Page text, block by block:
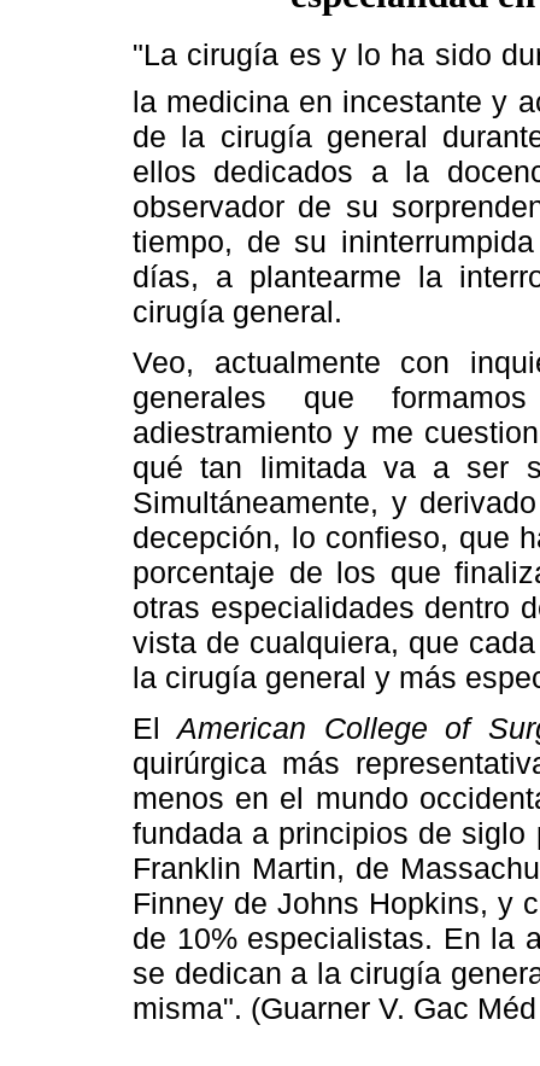
"La cirugía es y lo ha sido
la medicina en incestante y
de la cirugía general
ellos dedicados a la
observador de su
tiempo, de su
días, a plantearme la
cirugía general.
Veo, actualmente con
generales que
adiestramiento y me
qué tan limitada va a ser
Simultáneamente, y
decepción, lo confieso, que
porcentaje de los que
otras especialidades dentro
vista de cualquiera, que
la cirugía general y más
ElAmerican College of
quirúrgica más
menos en el mundo
fundada a principios de
Franklin Martin, de
Finney de Johns Hopkins, y
de 10% especialistas. En la
se dedican a la cirugía
misma". (Guarner V. Gac